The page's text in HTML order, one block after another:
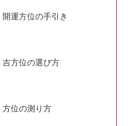
開運方位の手引き
吉方位の選び方
方位の測り方